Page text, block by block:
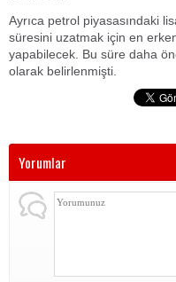
Ayrıca petrol piyasasındaki
süresini uzatmak için en
yapabilecek. Bu süre daha
olarak belirlenmişti.
Yorumlar